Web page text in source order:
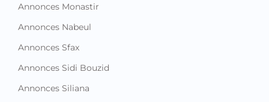
Annonces Monastir
Annonces Nabeul
Annonces Sfax
Annonces Sidi Bouzid
Annonces Siliana